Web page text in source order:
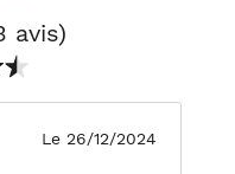
avis)
Le 26/12/2024